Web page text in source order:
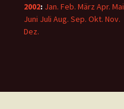
2002: Jan. Feb. März Apr. Mai
Juni Juli Aug. Sep. Okt. Nov.
Dez.